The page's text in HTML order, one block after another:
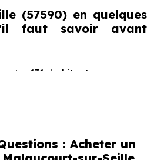
(57590) en quelques
faut savoir avant
131 habitants, avec une
77.8 % d'actifs), 25.19 % de
: Acheter un